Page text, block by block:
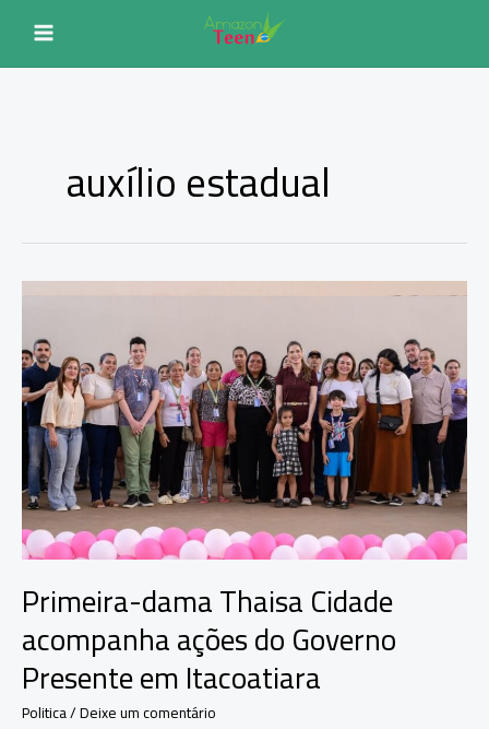
conteúdo
auxílio estadual
Primeira-dama Thaisa Cidade
acompanha ações do Governo
Presente em Itacoatiara
Politica/Deixe um comentário